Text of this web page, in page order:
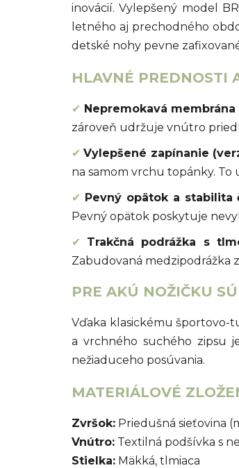
inovácií. Vylepšený model
letného aj prechodného
detské nohy pevne
HLAVNÉ PREDNOSTI
✔ Nepremokavá
zároveň udržuje vnútro
✔ Vylepšené zapínanie
na samom vrchu topánky.
✔ Pevný opätok a stabilita
Pevný opätok poskytuje
✔ Trakčná podrážka s
Zabudovaná medzipodrážka
PRE AKÚ NOŽIČKU
Vďaka klasickému
a vrchného suchého zipsu
nežiaduceho posúvania.
MATERIÁLOVÉ
Zvršok: Priedušná sieťovina
Vnútro: Textilná podšívka s
Stielka: Mäkká, tlmiaca